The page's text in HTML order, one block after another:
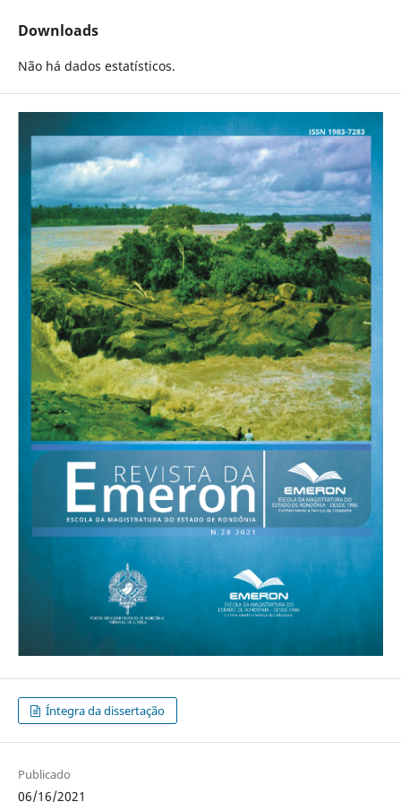
Downloads
Não há dados estatísticos.
Íntegra da dissertação
Publicado
06/16/2021